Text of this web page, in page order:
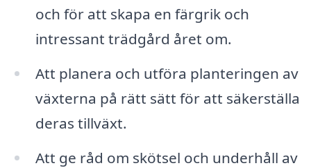
och för att skapa en färgrik och
intressant trädgård året om.
Att planera och utföra planteringen av
växterna på rätt sätt för att säkerställa
deras tillväxt.
Att ge råd om skötsel och underhåll av